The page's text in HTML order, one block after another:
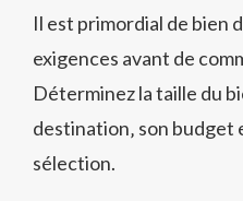
Il est primordial de bien
exigences avant de
Déterminez la taille du
destination‚ son budget
sélection.